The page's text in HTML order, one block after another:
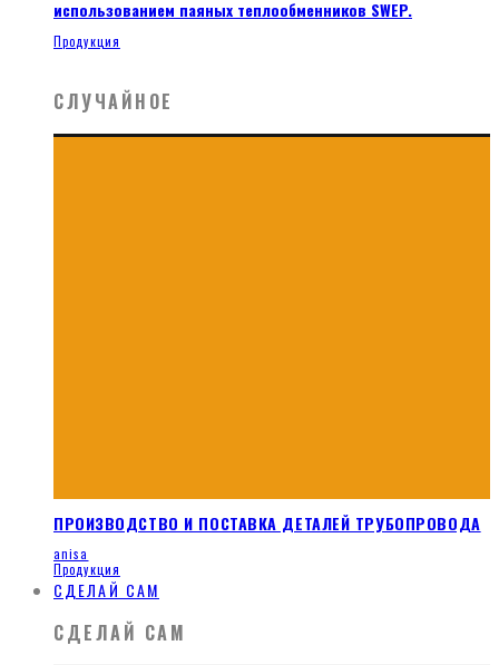
использованием паяных теплообменников SWEP.
Продукция
СЛУЧАЙНОЕ
ПРОИЗВОДСТВО И ПОСТАВКА ДЕТАЛЕЙ ТРУБОПРОВОДА
anisa
Продукция
СДЕЛАЙ САМ
СДЕЛАЙ САМ